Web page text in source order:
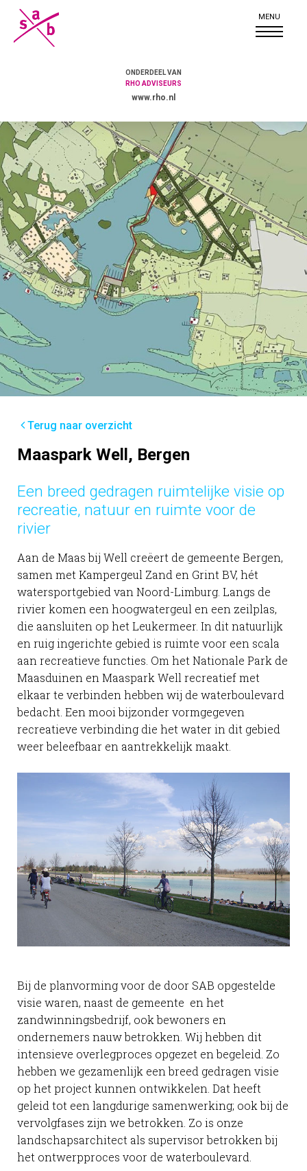
ONDERDEEL VAN
RHO ADVISEURS
www.rho.nl
Terug naar overzicht
Maaspark Well, Bergen
Een breed gedragen ruimtelijke visie op
recreatie, natuur en ruimte voor de
rivier
Aan de Maas bij Well creëert de gemeente Bergen,
samen met Kampergeul Zand en Grint BV, hét
watersportgebied van Noord-Limburg. Langs de
rivier komen een hoogwatergeul en een zeilplas,
die aansluiten op het Leukermeer. In dit natuurlijk
en ruig ingerichte gebied is ruimte voor een scala
aan recreatieve functies. Om het Nationale Park de
Maasduinen en Maaspark Well recreatief met
elkaar te verbinden hebben wij de waterboulevard
bedacht. Een mooi bijzonder vormgegeven
recreatieve verbinding die het water in dit gebied
weer beleefbaar en aantrekkelijk maakt.
Bij de planvorming voor de door SAB opgestelde
visie waren, naast de gemeente en het
zandwinningsbedrijf, ook bewoners en
ondernemers nauw betrokken. Wij hebben dit
intensieve overlegproces opgezet en begeleid. Zo
hebben we gezamenlijk een breed gedragen visie
op het project kunnen ontwikkelen. Dat heeft
geleid tot een langdurige samenwerking; ook bij de
vervolgfases zijn we betrokken. Zo is onze
landschapsarchitect als supervisor betrokken bij
het ontwerpproces voor de waterboulevard.